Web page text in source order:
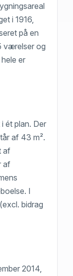
i 1916,
på en
værelser og
er
ét plan. Der
af 43 m².
af
af
I
bidrag
2014,